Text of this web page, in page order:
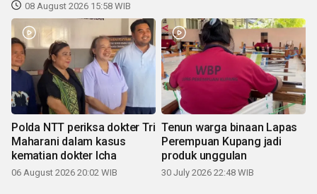
08 August 2026 15:58 WIB
Polda NTT periksa dokter Tri
Maharani dalam kasus
kematian dokter Icha
06 August 2026 20:02 WIB
Tenun warga binaan Lapas
Perempuan Kupang jadi
produk unggulan
30 July 2026 22:48 WIB